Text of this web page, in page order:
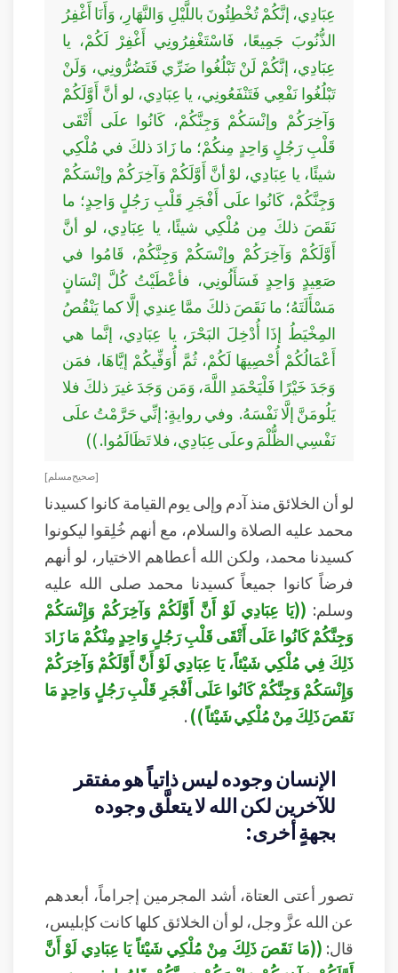
عِبَادِي، إنَّكُمْ تُخْطِئُونَ باللَّيْلِ وَالنَّهَارِ، وَأَنَا أَغْفِرُ
الذُّنُوبَ جَمِيعًا، فَاسْتَغْفِرُونِي أَغْفِرْ لَكُمْ، يا
عِبَادِي، إنَّكُمْ لَنْ تَبْلُغُوا ضَرِّي فَتَضُرُّونِي، وَلَنْ
تَبْلُغُوا نَفْعِي فَتَنْفَعُونِي، يا عِبَادِي، لو أنَّ أَوَّلَكُمْ
وَآخِرَكُمْ وإنْسَكُمْ وَجِنَّكُمْ، كَانُوا علَى أَتْقَى
قَلْبِ رَجُلٍ وَاحِدٍ مِنكُمْ؛ ما زَادَ ذلكَ في مُلْكِي
شيئًا، يا عِبَادِي، لوْ أنَّ أَوَّلَكُمْ وَآخِرَكُمْ وإنْسَكُمْ
وَجِنَّكُمْ، كَانُوا علَى أَفْجَرِ قَلْبِ رَجُلٍ وَاحِدٍ؛ ما
نَقَصَ ذلكَ مِن مُلْكِي شيئًا، يا عِبَادِي، لو أنَّ
أَوَّلَكُمْ وَآخِرَكُمْ وإنْسَكُمْ وَجِنَّكُمْ، قَامُوا في
صَعِيدٍ وَاحِدٍ فَسَأَلُونِي، فأعْطَيْتُ كُلَّ إنْسَانٍ
مَسْأَلَتَهُ؛ ما نَقَصَ ذلكَ ممَّا عِندِي إلَّا كما يَنْقُصُ
المِخْيَطُ إذَا أُدْخِلَ البَحْرَ، يا عِبَادِي، إنَّما هي
أَعْمَالُكُمْ أُحْصِيهَا لَكُمْ، ثُمَّ أُوَفِّيكُمْ إيَّاهَا، فمَن
وَجَدَ خَيْرًا فَلْيَحْمَدِ اللَّهَ، وَمَن وَجَدَ غيرَ ذلكَ فلا
يَلُومَنَّ إلَّا نَفْسَهُ. وفي روايةٍ: إنِّي حَرَّمْتُ علَى
نَفْسِي الظُّلْمَ وعلَى عِبَادِي، فلا تَظَالَمُوا. ))
[ صحيح مسلم ]
لو أن الخلائق منذ آدم وإلى يوم القيامة كانوا كسيدنا
محمد عليه الصلاة والسلام، مع أنهم خُلِقوا ليكونوا
كسيدنا محمد، ولكن الله أعطاهم الاختيار، لو أنهم
فرضاً كانوا جميعاً كسيدنا محمد صلى الله عليه
وسلم: ((يَا عِبَادِي لَوْ أَنَّ أَوَّلَكُمْ وَآخِرَكُمْ وَإِنْسَكُمْ
وَجِنَّكُمْ كَانُوا عَلَى أَتْقَى قَلْبِ رَجُلٍ وَاحِدٍ مِنْكُمْ مَا زَادَ
ذَلِكَ فِي مُلْكِي شَيْئاً، يَا عِبَادِي لَوْ أَنَّ أَوَّلَكُمْ وَآخِرَكُمْ
وَإِنْسَكُمْ وَجِنَّكُمْ كَانُوا عَلَى أَفْجَرِ قَلْبِ رَجُلٍ وَاحِدٍ مَا
نَقَصَ ذَلِكَ مِنْ مُلْكِي شَيْئاً )).
الإنسان وجوده ليس ذاتياً هو مفتقر
للآخرين لكن الله لا يتعلَّق وجوده
بجهةٍ أخرى:
تصور أعتى العتاة، أشد المجرمين إجراماً، أبعدهم
عن الله عزَّ وجل، لو أن الخلائق كلها كانت كإبليس،
قال: ((مَا نَقَصَ ذَلِكَ مِنْ مُلْكِي شَيْئاً يَا عِبَادِي لَوْ أَنَّ